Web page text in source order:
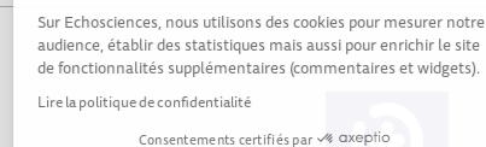
Sur Echosciences, nous utilisons des cookies pour mesurer notre
audience, établir des statistiques mais aussi pour enrichir le site
de fonctionnalités supplémentaires (commentaires et widgets).
Lire la politique de confidentialité
Consentements certifiés par